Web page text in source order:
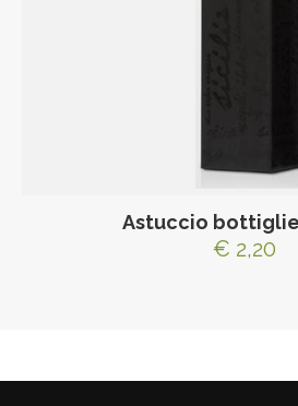
Astuccio
€ 2,20